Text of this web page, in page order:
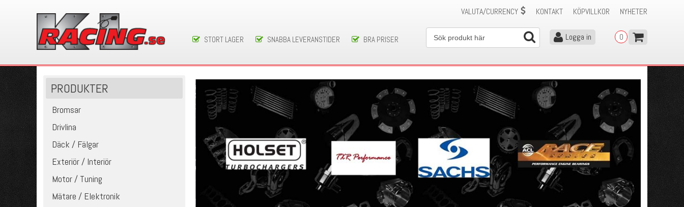
NYHETER
KÖPVILLKOR
KONTAKT
VALUTA/CURRENCY
STORT LAGER SNABBA LEVERANSTIDER BRA PRISER 0
Logga in
PRODUKTER
Bromsar
Drivlina
Däck / Fälgar
Exteriör / Interiör
Motor / Tuning
Mätare / Elektronik